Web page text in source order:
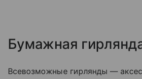
Бумажная
Всевозможные гирлянды —